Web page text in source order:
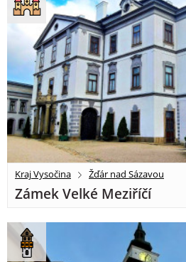
Kraj Vysočina Žďár nad Sázavou
Zámek Velké Meziříčí